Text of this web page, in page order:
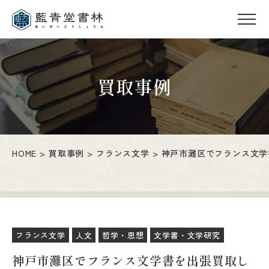
買取事例
HOME 買取事例 フランス文学 神戸市灘区でフランス文
フランス文学 人文 哲学・思想 文学書・文学研究
神戸市灘区でフランス文学書を出張買取し